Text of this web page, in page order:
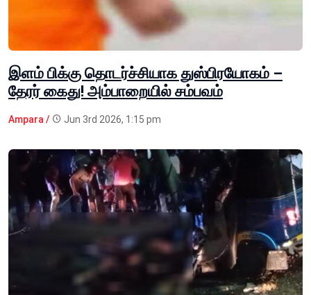
இளம் பிக்கு தொடர்ச்சியாக துஸ்பிரயோகம் –
தேரர் கைது! அம்பாறையில் சம்பவம்
Ampara / Jun 3rd 2026, 1:15 pm